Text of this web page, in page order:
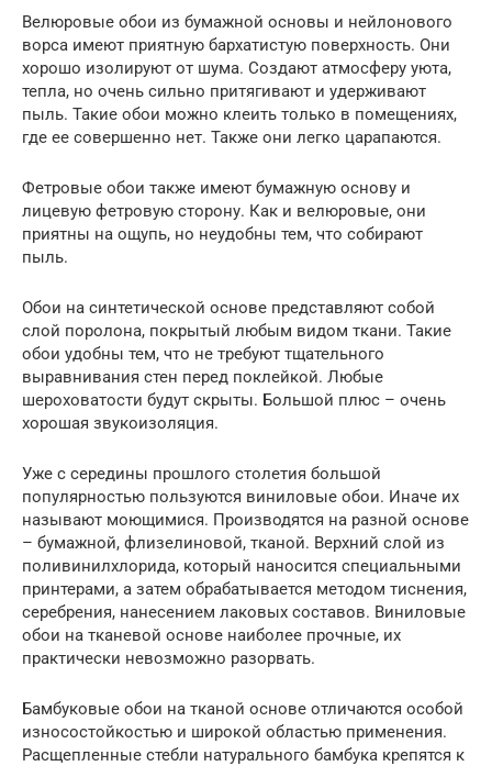
Велюровые обои из бумажной основы и нейлонового
ворса имеют приятную бархатистую поверхность. Они
хорошо изолируют от шума. Создают атмосферу уюта,
тепла, но очень сильно притягивают и удерживают
пыль. Такие обои можно клеить только в помещениях,
где ее совершенно нет. Также они легко царапаются.
Фетровые обои также имеют бумажную основу и
лицевую фетровую сторону. Как и велюровые, они
приятны на ощупь, но неудобны тем, что собирают
пыль.
Обои на синтетической основе представляют собой
слой поролона, покрытый любым видом ткани. Такие
обои удобны тем, что не требуют тщательного
выравнивания стен перед поклейкой. Любые
шероховатости будут скрыты. Большой плюс – очень
хорошая звукоизоляция.
Уже с середины прошлого столетия большой
популярностью пользуются виниловые обои. Иначе их
называют моющимися. Производятся на разной основе
– бумажной, флизелиновой, тканой. Верхний слой из
поливинилхлорида, который наносится специальными
принтерами, а затем обрабатывается методом тиснения,
серебрения, нанесением лаковых составов. Виниловые
обои на тканевой основе наиболее прочные, их
практически невозможно разорвать.
Бамбуковые обои на тканой основе отличаются особой
износостойкостью и широкой областью применения.
Расщепленные стебли натурального бамбука крепятся к